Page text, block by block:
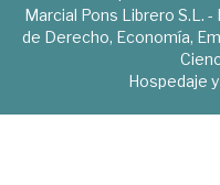
Marcial Pons Librero S.L.
de Derecho, Economía,
Hospedaje